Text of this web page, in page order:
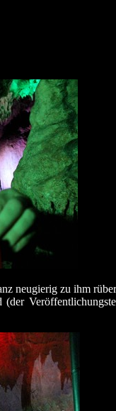
neugierig zu ihm
(der